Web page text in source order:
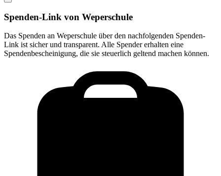
Spenden-Link von Weperschule
Das Spenden an Weperschule über den nachfolgenden Spenden-
Link ist sicher und transparent. Alle Spender erhalten eine
Spendenbescheinigung, die sie steuerlich geltend machen können.